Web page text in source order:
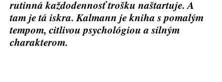
rutinná každodennosť trošku naštartuje. A
tam je tá iskra. Kalmann je kniha s pomalým
tempom, citlivou psychológiou a silným
charakterom.